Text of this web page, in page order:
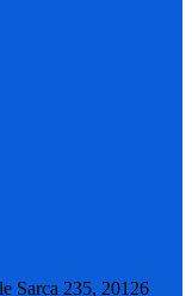
Sarca 235, 20126